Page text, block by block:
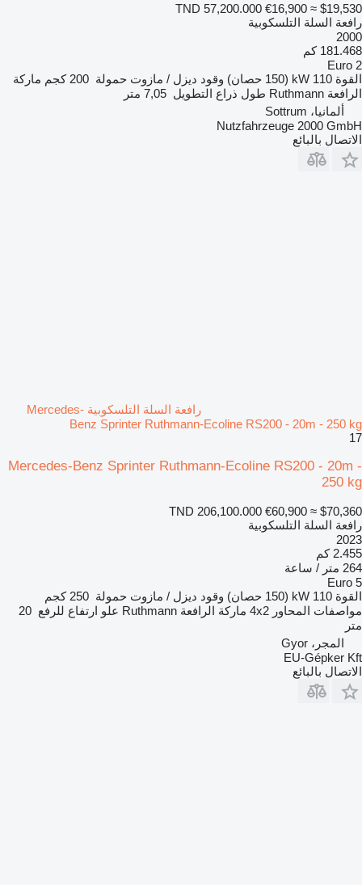
TND 57,200.000 €16,900 ≈ $19,530
رافعة السلة التلسكوبية
2000
181.468 كم
Euro 2
القوة 110 kW (150 حصان) وقود ديزل / مازوت حمولة 200 كجم
ماركة
الرافعة Ruthmann طول ذراع التطويل 7,05 متر
ألمانيا، Sottrum
Nutzfahrzeuge 2000 GmbH
الاتصال بالبائع
رافعة السلة التلسكوبية Mercedes-
Benz Sprinter Ruthmann-Ecoline RS200 - 20m - 250 kg
17
Mercedes-Benz Sprinter Ruthmann-Ecoline RS200 - 20m -
250 kg
TND 206,100.000 €60,900 ≈ $70,360
رافعة السلة التلسكوبية
2023
2.455 كم
264 متر / ساعة
Euro 5
القوة 110 kW (150 حصان) وقود ديزل / مازوت حمولة 250 كجم
مواصفات المحاور 4x2 ماركة الرافعة Ruthmann علو ارتفاع للرفع 20
متر
المجر، Gyor
EU-Gépker Kft
الاتصال بالبائع